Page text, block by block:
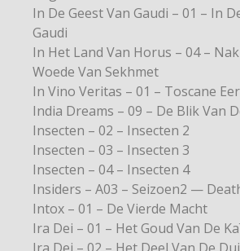
In De Geest Van Gaudi – 01 – In
Gaudi
In Het Land Van Horus – 04 –
Woede Van Sekhmet
In Vino Veritas – 01 – Toscane
India Dreams – 09 – De Blik Van
Insecten – 02 – Insecten 2
Insecten – 03 – Insecten 3
Insecten – 04 – Insecten 4
Insiders – A03 – Seizoen2 —
Intox – 01 – De Vierde Macht
Ira Dei – 01 – Het Goud Van De